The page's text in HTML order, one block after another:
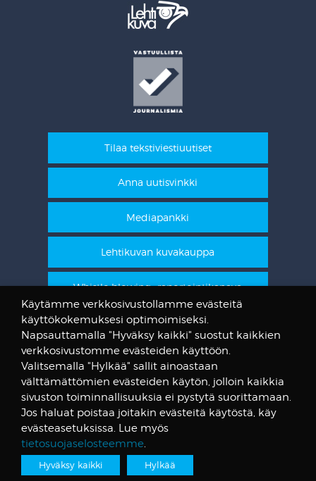
Tilaa tekstiviestiuutiset
Anna uutisvinkki
Mediapankki
Lehtikuvan kuvakauppa
Whistle blowing -raportointikanava
STT Info
Lehtikuvan vanhat kuvat
@STTuutiset
@STTinfo
@STTViestintap
Käytämme verkkosivustollamme evästeitä
käyttökokemuksesi optimoimiseksi.
Napsauttamalla "Hyväksy kaikki" suostut kaikkien
verkkosivustomme evästeiden käyttöön.
Valitsemalla "Hylkää" sallit ainoastaan
välttämättömien evästeiden käytön, jolloin kaikkia
sivuston toiminnallisuuksia ei pystytä suorittamaan.
Jos haluat poistaa joitakin evästeitä käytöstä, käy
evästeasetuksissa. Lue myös
tietosuojaselosteemme.
Hyväksy kaikki Hylkää